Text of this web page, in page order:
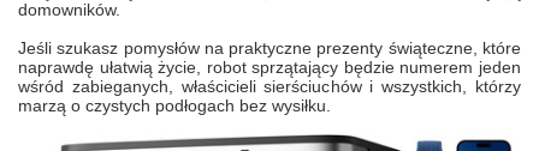
domowników.
Jeśli szukasz pomysłów na praktyczne prezenty świąteczne, które
naprawdę ułatwią życie, robot sprzątający będzie numerem jeden
wśród zabieganych, właścicieli sierściuchów i wszystkich, którzy
marzą o czystych podłogach bez wysiłku.